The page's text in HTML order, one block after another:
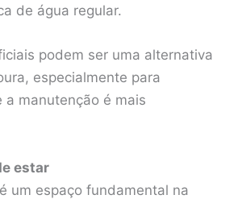
de água regular.
podem ser uma alternativa
especialmente para
a manutenção é mais
estar
um espaço fundamental na